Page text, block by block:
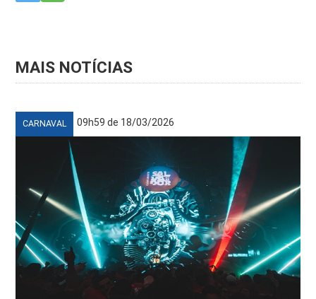
MAIS NOTÍCIAS
CARNAVAL 09h59 de 18/03/2026